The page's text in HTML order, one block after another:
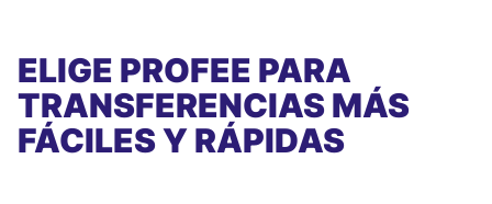
ELIGE PROFEE PARA
TRANSFERENCIAS MÁS
FÁCILES Y RÁPIDAS